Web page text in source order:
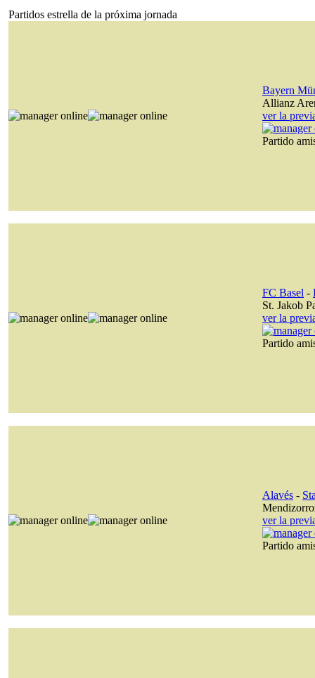
Partidos estrella de la próxima jornada
Bayern
Allianz
ver la
Partido
FC Basel -
St. Jakob
ver la
Partido
Alavés -
ver la
Partido